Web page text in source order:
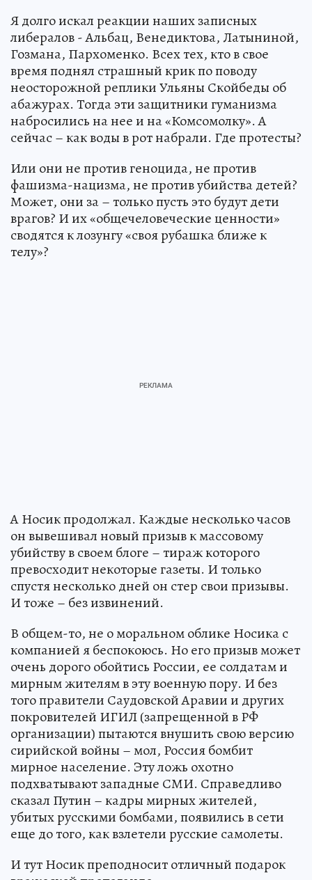
Я долго искал реакции наших записных
либералов - Альбац, Венедиктова, Латыниной,
Гозмана, Пархоменко. Всех тех, кто в свое
время поднял страшный крик по поводу
неосторожной реплики Ульяны Скойбеды об
абажурах. Тогда эти защитники гуманизма
набросились на нее и на «Комсомолку». А
сейчас – как воды в рот набрали. Где протесты?
Или они не против геноцида, не против
фашизма-нацизма, не против убийства детей?
Может, они за – только пусть это будут дети
врагов? И их «общечеловеческие ценности»
сводятся к лозунгу «своя рубашка ближе к
телу»?
А Носик продолжал. Каждые несколько часов
он вывешивал новый призыв к массовому
убийству в своем блоге – тираж которого
превосходит некоторые газеты. И только
спустя несколько дней он стер свои призывы.
И тоже – без извинений.
В общем-то, не о моральном облике Носика с
компанией я беспокоюсь. Но его призыв может
очень дорого обойтись России, ее солдатам и
мирным жителям в эту военную пору. И без
того правители Саудовской Аравии и других
покровителей ИГИЛ (запрещенной в РФ
организации) пытаются внушить свою версию
сирийской войны – мол, Россия бомбит
мирное население. Эту ложь охотно
подхватывают западные СМИ. Справедливо
сказал Путин – кадры мирных жителей,
убитых русскими бомбами, появились в сети
еще до того, как взлетели русские самолеты.
И тут Носик преподносит отличный подарок